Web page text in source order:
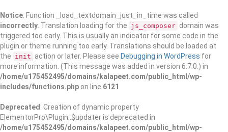
Notice: Function _load_textdomain_just_in_time was called
incorrectly . Translation loading for the js_composer domain was
triggered too early. This is usually an indicator for some code in the
plugin or theme running too early. Translations should be loaded at
the init action or later. Please see Debugging in WordPress for
more information. (This message was added in version 6.7.0.) in
/home/u175452495/domains/kalapeet.com/public_html/wp-
includes/functions.php on line 6121
Deprecated : Creation of dynamic property
ElementorPro\Plugin::$updater is deprecated in
/home/u175452495/domains/kalapeet.com/public_html/wp-